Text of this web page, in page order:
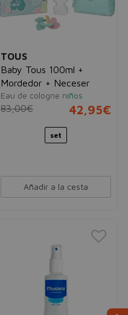
TOUS
Baby Tous 100ml +
Mordedor + Neceser
Eau de cologne niños
83,00€ 42,95€
set
Añadir a la cesta